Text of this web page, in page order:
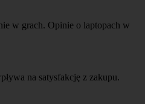
w grach. Opinie o laptopach w
na satysfakcję z zakupu.